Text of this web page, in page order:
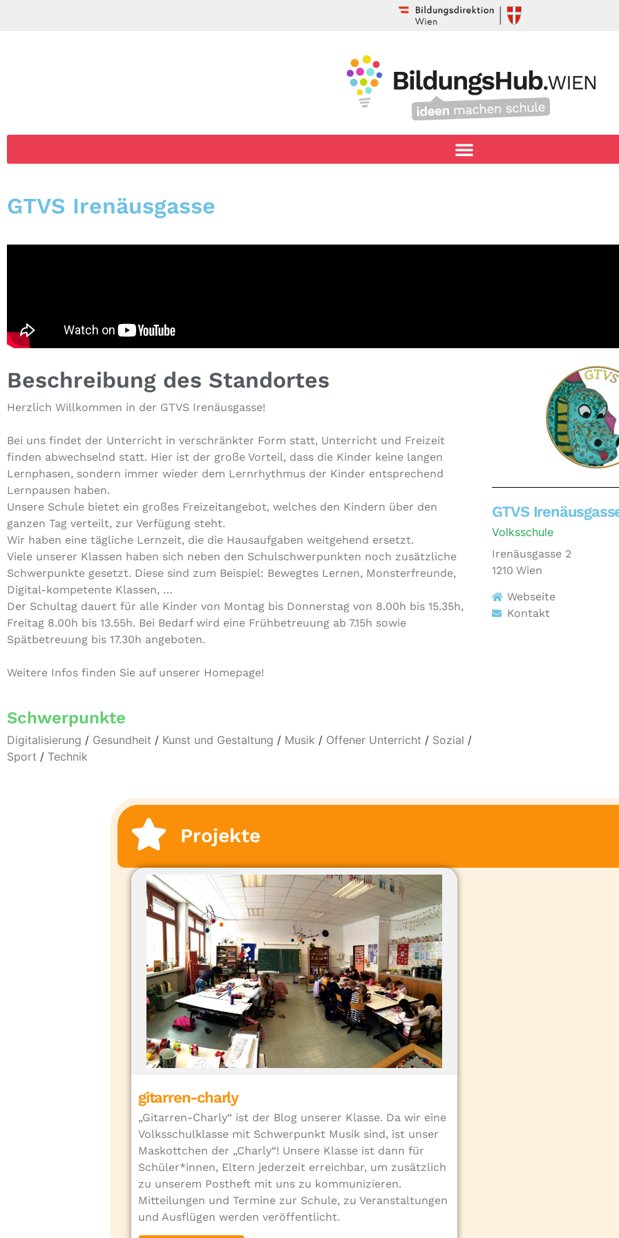
GTVS Irenäusgasse
Beschreibung des Standortes
Herzlich Will­kom­men in der GTVS Irenäusgasse!
Bei uns findet der Unter­richt in ver­schränk­ter Form statt, Unter­richt und Freizeit
finden abwech­selnd statt. Hier ist der große Vorteil, dass die Kinder keine langen
Lern­pha­sen, sondern immer wieder dem Lern­rhyth­mus der Kinder ent­spre­chend
Lern­pau­sen haben.
Unsere Schule bietet ein großes Frei­zeit­an­ge­bot, welches den Kindern über den
ganzen Tag verteilt, zur Verfügung steht.
Wir haben eine tägliche Lernzeit, die die Haus­auf­ga­ben weit­ge­hend ersetzt.
Viele unserer Klassen haben sich neben den Schul­schwer­punk­ten noch zusätz­li­che
Schwer­punk­te gesetzt. Diese sind zum Beispiel: Bewegtes Lernen, Mons­ter­freun­de,
Digital-kom­pe­ten­te Klassen, …
Der Schultag dauert für alle Kinder von Montag bis Don­ners­tag von 8.00h bis 15.35h,
Freitag 8.00h bis 13.55h. Bei Bedarf wird eine Früh­be­treu­ung ab 7.15h sowie
Spät­be­treu­ung bis 17.30h angeboten.
Weitere Infos finden Sie auf unserer Homepage!
Schwerpunkte
Digitalisierung / Gesundheit / Kunst und Gestaltung / Musik / Offener Unterricht / Sozial /
Sport / Technik
GTVS
Volksschule
Irenäusgasse 2
1210 Wien
Webseite
Kontakt
Projekte
gitarren-charly
„Gitarren-Charly“ ist der Blog unserer Klasse. Da wir eine
Volksschulklasse mit Schwerpunkt Musik sind, ist unser
Maskottchen der „Charly“! Unsere Klasse ist dann für
Schüler*innen, Eltern jederzeit erreichbar, um zusätzlich
zu unserem Postheft mit uns zu kommunizieren.
Mitteilungen und Termine zur Schule, zu Veranstaltungen
und Ausflügen werden veröffentlicht.